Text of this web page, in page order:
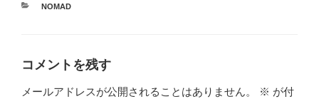
カ
NOMAD
コメントを残す
メールアドレスが公開されることはありません。 ※ が付